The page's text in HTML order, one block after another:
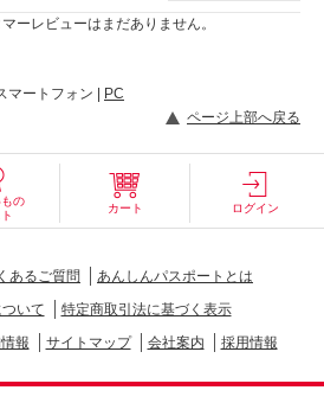
ーレビューはまだありません。
マートフォン |
PC
ページ上部へ戻る
の
カート ログイン
あるご質問
あんしんパスポートとは
いて
特定商取引法に基づく表示
報 サイトマップ 会社案内 採用情報